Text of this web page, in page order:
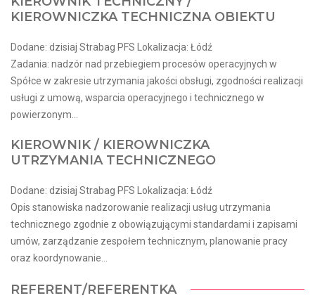
KIEROWNICZKA TECHNICZNA OBIEKTU
Dodane: dzisiaj Strabag PFS Lokalizacja: Łódź
Zadania: nadzór nad przebiegiem procesów operacyjnych w
Spółce w zakresie utrzymania jakości obsługi, zgodności realizacji
usługi z umową, wsparcia operacyjnego i technicznego w
powierzonym...
KIEROWNIK / KIEROWNICZKA
UTRZYMANIA TECHNICZNEGO
Dodane: dzisiaj Strabag PFS Lokalizacja: Łódź
Opis stanowiska nadzorowanie realizacji usług utrzymania
technicznego zgodnie z obowiązującymi standardami i zapisami
umów, zarządzanie zespołem technicznym, planowanie pracy
oraz koordynowanie...
REFERENT/REFERENTKA